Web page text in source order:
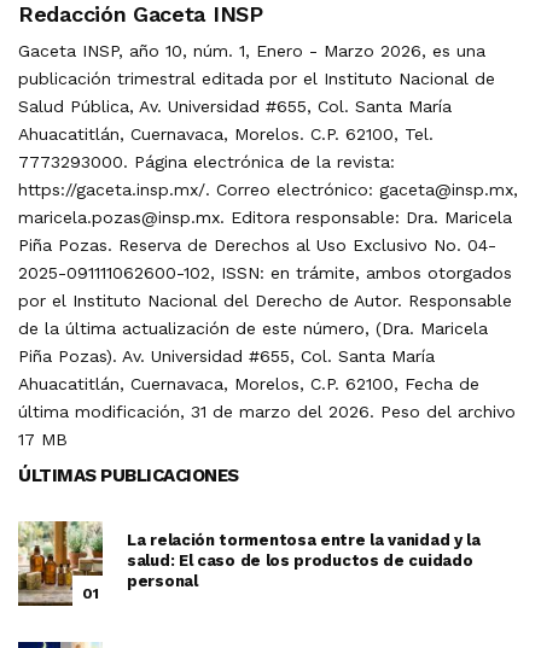
Redacción Gaceta INSP
Gaceta INSP, año 10, núm. 1, Enero - Marzo 2026, es una
publicación trimestral editada por el Instituto Nacional de
Salud Pública, Av. Universidad #655, Col. Santa María
Ahuacatitlán, Cuernavaca, Morelos. C.P. 62100, Tel.
7773293000. Página electrónica de la revista:
https://gaceta.insp.mx/. Correo electrónico: gaceta@insp.mx,
maricela.pozas@insp.mx. Editora responsable: Dra. Maricela
Piña Pozas. Reserva de Derechos al Uso Exclusivo No. 04-
2025-091111062600-102, ISSN: en trámite, ambos otorgados
por el Instituto Nacional del Derecho de Autor. Responsable
de la última actualización de este número, (Dra. Maricela
Piña Pozas). Av. Universidad #655, Col. Santa María
Ahuacatitlán, Cuernavaca, Morelos, C.P. 62100, Fecha de
última modificación, 31 de marzo del 2026. Peso del archivo
17 MB
ÚLTIMAS PUBLICACIONES
01
La relación tormentosa entre la vanidad y la
salud: El caso de los productos de cuidado
personal